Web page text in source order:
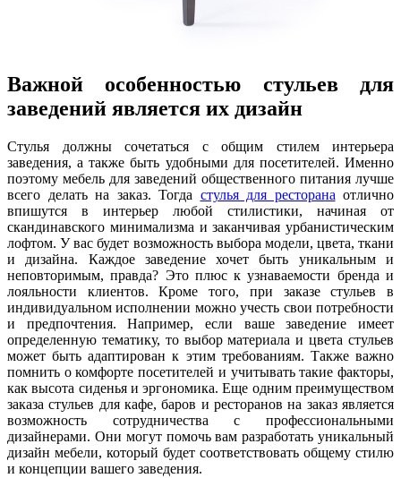
Важной особенностью стульев для
заведений является их дизайн
Стулья должны сочетаться с общим стилем интерьера
заведения, а также быть удобными для посетителей. Именно
поэтому мебель для заведений общественного питания лучше
всего делать на заказ. Тогда стулья для ресторана отлично
впишутся в интерьер любой стилистики, начиная от
скандинавского минимализма и заканчивая урбанистическим
лофтом. У вас будет возможность выбора модели, цвета, ткани
и дизайна. Каждое заведение хочет быть уникальным и
неповторимым, правда? Это плюс к узнаваемости бренда и
лояльности клиентов. Кроме того, при заказе стульев в
индивидуальном исполнении можно учесть свои потребности
и предпочтения. Например, если ваше заведение имеет
определенную тематику, то выбор материала и цвета стульев
может быть адаптирован к этим требованиям. Также важно
помнить о комфорте посетителей и учитывать такие факторы,
как высота сиденья и эргономика. Еще одним преимуществом
заказа стульев для кафе, баров и ресторанов на заказ является
возможность сотрудничества с профессиональными
дизайнерами. Они могут помочь вам разработать уникальный
дизайн мебели, который будет соответствовать общему стилю
и концепции вашего заведения.